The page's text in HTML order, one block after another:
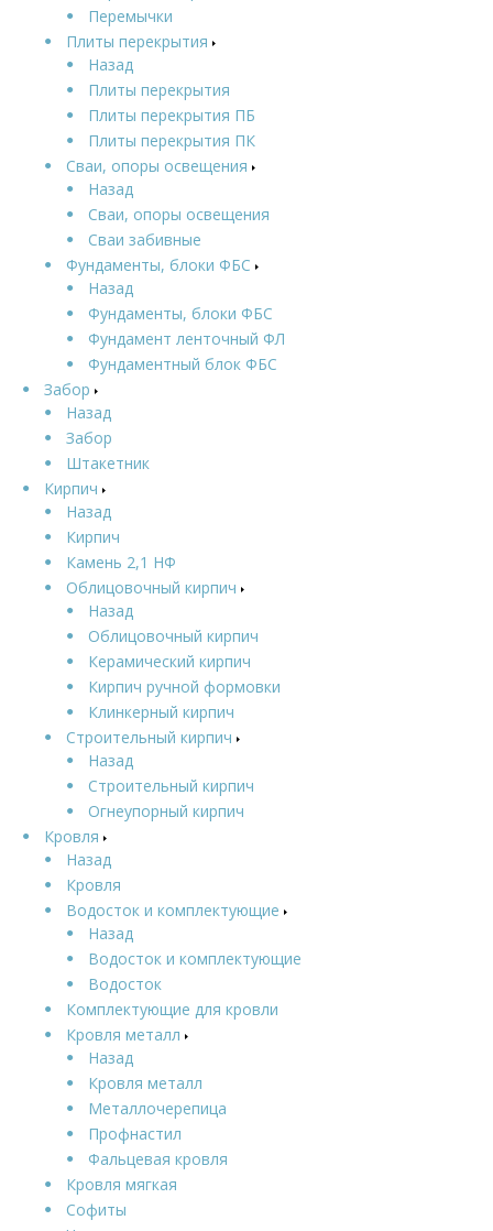
Перемычки
Плиты перекрытия
Назад
Плиты перекрытия
Плиты перекрытия ПБ
Плиты перекрытия ПК
Сваи, опоры освещения
Назад
Сваи, опоры освещения
Сваи забивные
Фундаменты, блоки ФБС
Назад
Фундаменты, блоки ФБС
Фундамент ленточный ФЛ
Фундаментный блок ФБС
Забор
Назад
Забор
Штакетник
Кирпич
Назад
Кирпич
Камень 2,1 НФ
Облицовочный кирпич
Назад
Облицовочный кирпич
Керамический кирпич
Кирпич ручной формовки
Клинкерный кирпич
Строительный кирпич
Назад
Строительный кирпич
Огнеупорный кирпич
Кровля
Назад
Кровля
Водосток и комплектующие
Назад
Водосток и комплектующие
Водосток
Комплектующие для кровли
Кровля металл
Назад
Кровля металл
Металлочерепица
Профнастил
Фальцевая кровля
Кровля мягкая
Софиты